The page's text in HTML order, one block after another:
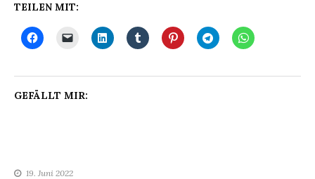
TEILEN MIT:
GEFÄLLT MIR:
19. Juni 2022